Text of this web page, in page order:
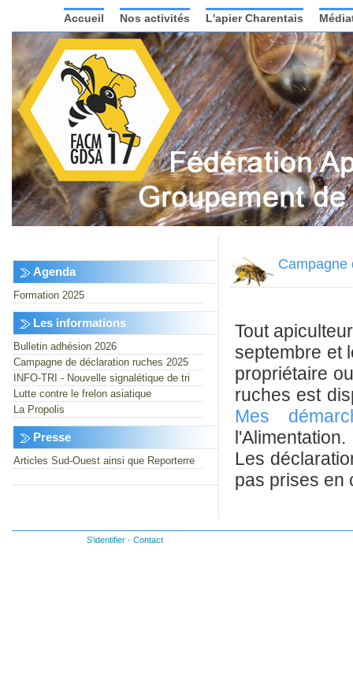
L'apier Charentais
Nos activités
Accueil
Agenda
Formation 2025
Les informations
Bulletin adhésion 2026
Campagne de déclaration ruches 2025
INFO-TRI - Nouvelle signalétique de tri
Lutte contre le frelon asiatique
La Propolis
Presse
Articles Sud-Ouest ainsi que Reporterre
Campagne
Tout
septembre et
propriétaire
ruches est
Mes
l'Alimentation.
Les
pas prises en
S'identifier - Contact